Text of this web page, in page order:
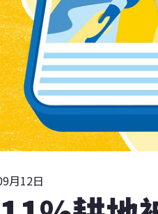
月12日